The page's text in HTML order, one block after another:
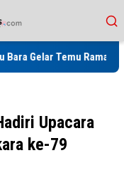
Ramah dan Dialog
Upacara
ke-79